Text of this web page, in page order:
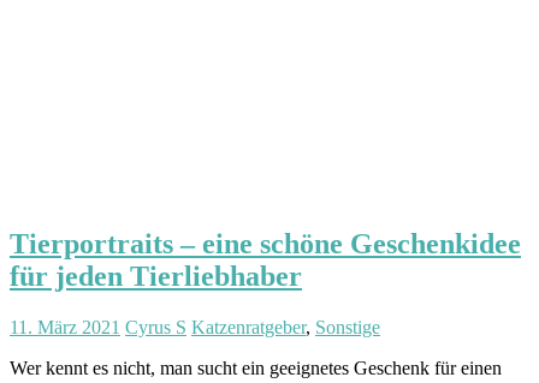
Tierportraits – eine schöne Geschenkidee
für jeden Tierliebhaber
11. März 2021 Cyrus S Katzenratgeber, Sonstige
Wer kennt es nicht, man sucht ein geeignetes Geschenk für einen